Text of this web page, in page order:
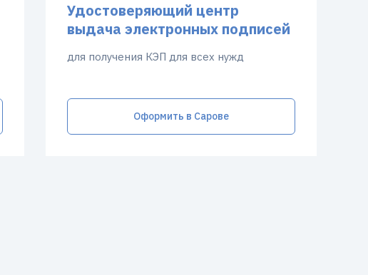
Удостоверяющий центр
выдача электронных подписей
для получения КЭП для всех нужд
Оформить в Сарове